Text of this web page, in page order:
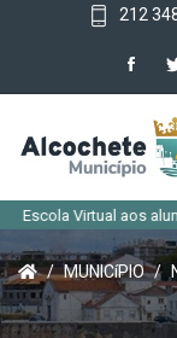
212
Virtual aos
MUNICíPIO